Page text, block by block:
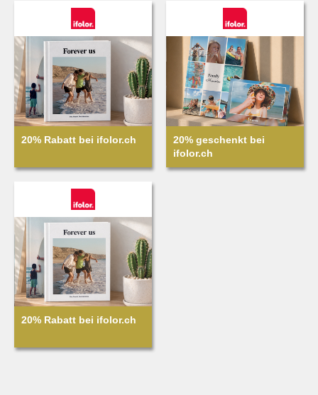
20% Rabatt bei ifolor.ch
20% geschenkt bei
ifolor.ch
20% Rabatt bei ifolor.ch